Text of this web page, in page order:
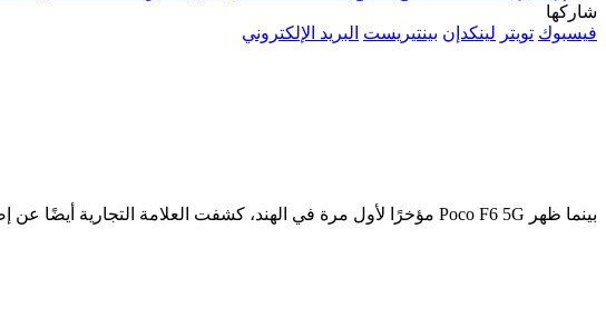
شاركها
فيسبوك تويتر لينكدإن بينتيريست البريد الإلكتروني
بينما ظهر Poco F6 5G مؤخرًا لأول مرة في الهند، كشفت العلامة التجارية أيضًا عن إصدار “Pro” من الجهاز لأسواق دولية مختارة. إذا حكمنا من خلال تصميمه ومواصفاته، يبدو أن Poco F6 Pro هو نسخة معدلة